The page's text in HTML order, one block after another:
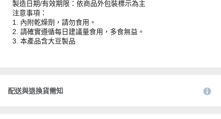
製造日期/有效期限：依商品外包裝標示為主
注意事項：
1. 內附乾燥劑，請勿食用。
2. 請確實遵循每日建議量食用，多食無益。
3. 本產品含大豆製品
配送與退換貨需知